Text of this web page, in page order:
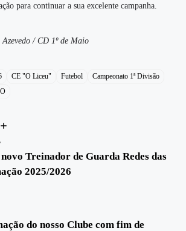
para continuar a sua excelente campanha.
/ CD 1º de Maio
CE "O Liceu" Futebol
Campeonato 1ª Divisão
Treinador de Guarda Redes das
2025/2026
do nosso Clube com fim de